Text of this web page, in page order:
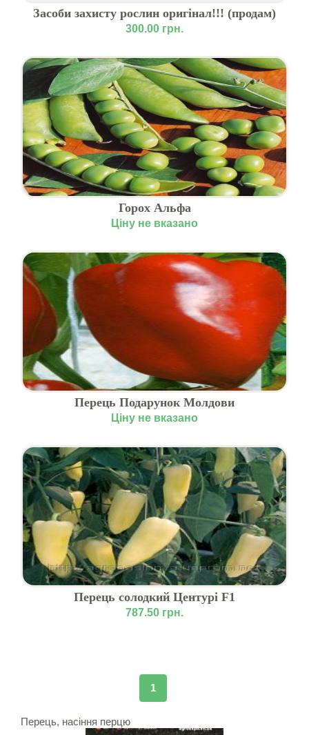
Засоби захисту рослин оригінал!!! (продам)
300.00 грн.
Горох Альфа
Ціну не вказано
Перець Подарунок Молдови
Ціну не вказано
Перець солодкий Центурі F1
787.50 грн.
1
Перець, насіння перцю